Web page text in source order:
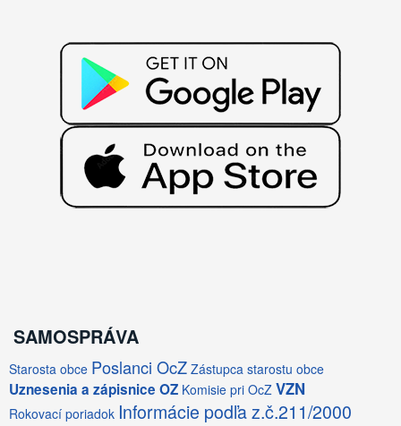
SAMOSPRÁVA
Starosta obce Poslanci OcZ Zástupca starostu obce
Uznesenia a zápisnice OZ Komisie pri OcZ VZN
Rokovací poriadok Informácie podľa z.č.211/2000